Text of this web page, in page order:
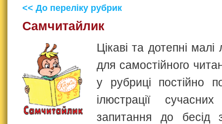
<< До переліку рубрик
Самчитайлик
Цікаві та дотепні малі
для самостійного
у рубриці постійно
ілюстрації
запитання до бесід